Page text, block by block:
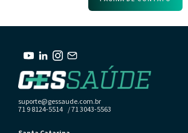
suporte@gessaude.com.br
71 9 8124-5514 / 71 3043-5563